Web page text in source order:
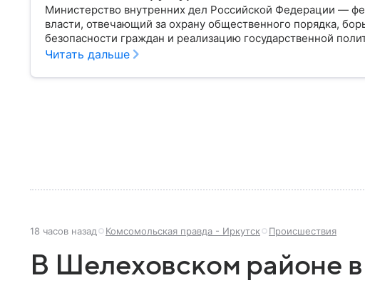
Министерство внутренних дел Российской Федерации —
власти, отвечающий за охрану общественного порядка,
безопасности граждан и реализацию государственной
материале рассказываем, чем занимается МВД России,
Читать дальше
18 часов назад Комсомольская правда - Иркутск Происшествия
В Шелеховском районе